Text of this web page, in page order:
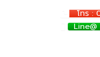
โทร :